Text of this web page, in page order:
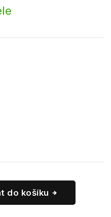
do košíku